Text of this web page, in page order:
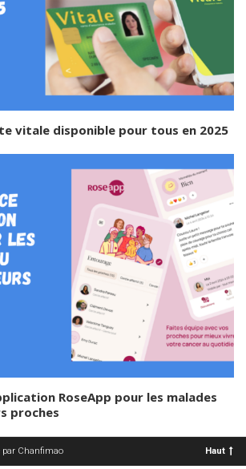
vitale disponible pour tous en 2025
RoseApp pour les malades
proches
par Chanfimao Haut